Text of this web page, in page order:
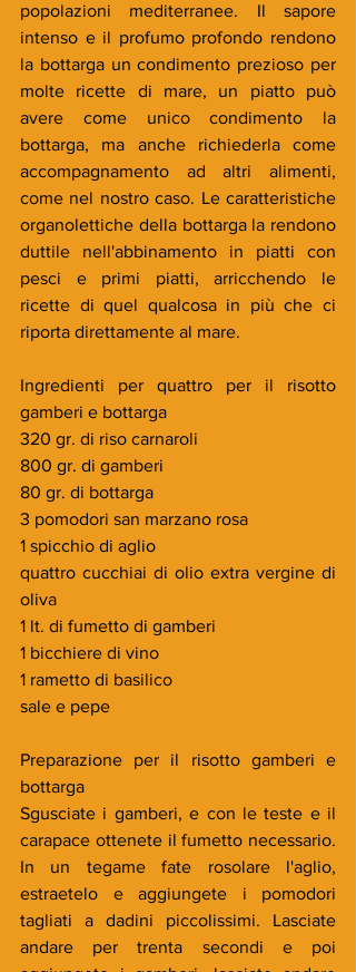
popolazioni mediterranee. Il sapore
intenso e il profumo profondo rendono
la bottarga un condimento prezioso per
molte ricette di mare, un piatto può
avere come unico condimento la
bottarga, ma anche richiederla come
accompagnamento ad altri alimenti,
come nel nostro caso. Le caratteristiche
organolettiche della bottarga la rendono
duttile nell'abbinamento in piatti con
pesci e primi piatti, arricchendo le
ricette di quel qualcosa in più che ci
riporta direttamente al mare.
Ingredienti per quattro per il risotto
gamberi e bottarga
320 gr. di riso carnaroli
800 gr. di gamberi
80 gr. di bottarga
3 pomodori san marzano rosa
1 spicchio di aglio
quattro cucchiai di olio extra vergine di
oliva
1 lt. di fumetto di gamberi
1 bicchiere di vino
1 rametto di basilico
sale e pepe
Preparazione per il risotto gamberi e
bottarga
Sgusciate i gamberi, e con le teste e il
carapace ottenete il fumetto necessario.
In un tegame fate rosolare l'aglio,
estraetelo e aggiungete i pomodori
tagliati a dadini piccolissimi. Lasciate
andare per trenta secondi e poi